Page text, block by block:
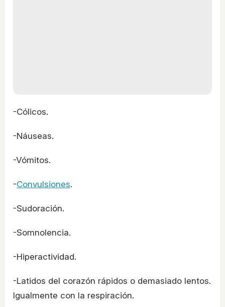
-Cólicos.
-Náuseas.
-Vómitos.
-Convulsiones.
-Sudoración.
-Somnolencia.
-Hiperactividad.
-Latidos del corazón rápidos o demasiado lentos.
Igualmente con la respiración.